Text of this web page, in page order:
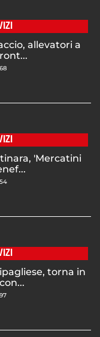
allevatori a
'Mercatini
torna in